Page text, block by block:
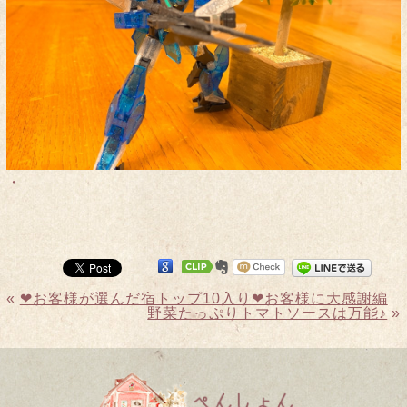
・
« ❤︎お客様が選んだ宿トップ10入り❤︎お客様に大感謝編
野菜たっぷりトマトソースは万能♪ »